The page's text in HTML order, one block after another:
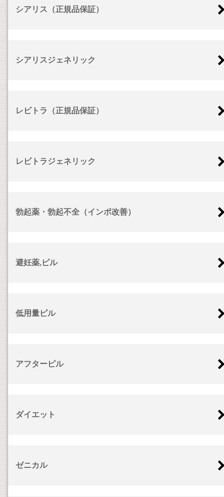
シアリス（正規品保証）
シアリスジェネリック
レビトラ（正規品保証）
レビトラジェネリック
勃起薬・勃起不全（インポ改善）
避妊薬,ピル
低用量ピル
アフターピル
ダイエット
ゼニカル